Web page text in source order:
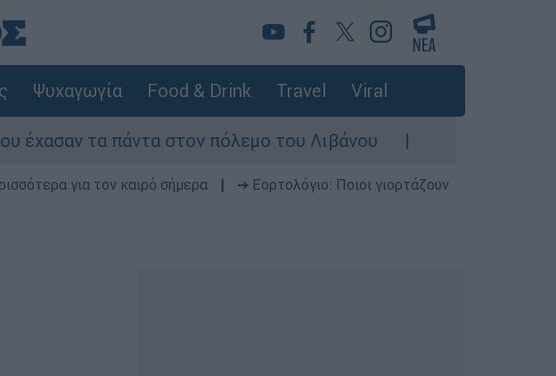
Ψυχαγωγία Food & Drink Travel Viral
πάντα στον πόλεμο του Λιβάνου Επιστροφή στο μέλλον;
για τον καιρό σήμερα
➔ Εορτολόγιο: Ποιοι γιορτάζουν